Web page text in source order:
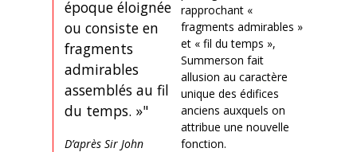
époque éloignée
ou consiste en
fragments
admirables
assemblés au fil
du temps. »"
D’après Sir John
rapprochant «
fragments admirables »
et « fil du temps »,
Summerson fait
allusion au caractère
unique des édifices
anciens auxquels on
attribue une nouvelle
fonction.